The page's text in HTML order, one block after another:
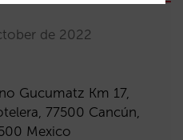
de 2022
Gucumatz Km 17,
77500 Cancún,
Mexico